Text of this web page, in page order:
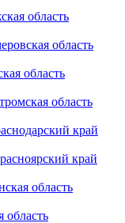
область
область
область
область
край
край
область
область